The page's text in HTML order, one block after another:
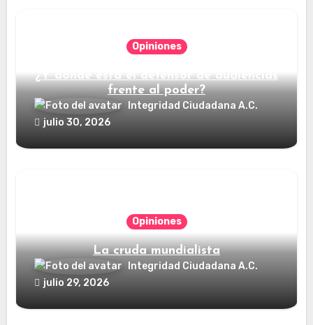
Opiniones
¿Y dónde está el defensor de audiencias
frente al poder?
Integridad Ciudadana A.C.
julio 30, 2026
Opiniones
La cruda mundialista
Integridad Ciudadana A.C.
julio 29, 2026